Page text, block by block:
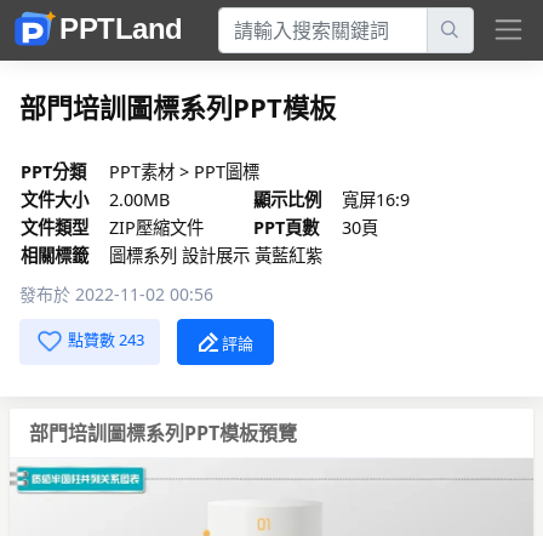
部門培訓圖標系列PPT模板
PPT分類 PPT素材 > PPT圖標
文件大小
2.00MB 顯示比例
寬屏16:9
文件類型
ZIP壓縮文件 PPT頁數
30頁
相關標籤
圖標系列 設計展示 黃藍紅紫
發布於 2022-11-02 00:56
點贊數 243 評論
部門培訓圖標系列PPT模板預覽